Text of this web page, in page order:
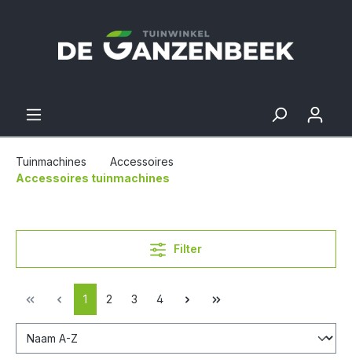
Tuinmachines
Accessoires
Accessoires tuinmachines
Filter
1 2 3 4